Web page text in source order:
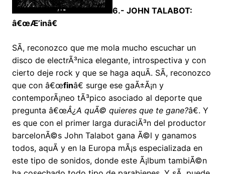
6.- JOHN TALABOT:
â€œÆ’inâ€
SÃ­, reconozco que me mola mucho escuchar un
disco de electrÃ³nica elegante, introspectiva y con
cierto deje rock y que se haga aquÃ­. SÃ­, reconozco
que con â€œfinâ€ surge ese gaÃ±Ã¡n y
contemporÃ¡neo tÃ³pico asociado al deporte que
pregunta â€œÂ¿A quÃ© quieres que te gane?â€. Y
es que con el primer larga duraciÃ³n del productor
barcelonÃ©s John Talabot gana Ã©l y ganamos
todos, aquÃ­ y en la Europa mÃ¡s especializada en
este tipo de sonidos, donde este Ã¡lbum tambiÃ©n